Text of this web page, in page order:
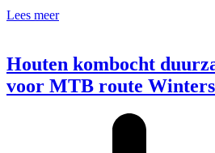
Lees meer
Houten kombocht
voor MTB route